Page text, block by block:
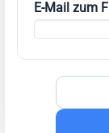
E-Mail zum